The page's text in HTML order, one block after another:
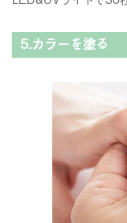
5.カラーを塗る